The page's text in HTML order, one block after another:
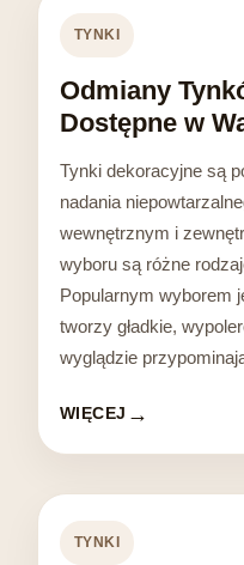
TYNKI
Odmiany
Dostępne w
Tynki dekoracyjne są
nadania
wewnętrznym i
wyboru są różne
Popularnym wyborem
tworzy gładkie,
wyglądzie
WIĘCEJ
TYNKI